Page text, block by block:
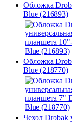
Обложка
Blue (216893)
Обложка
Blue (218770)
Чехол Drobak